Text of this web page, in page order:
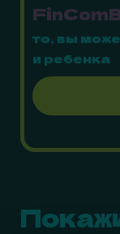
то, вы
и ребенка